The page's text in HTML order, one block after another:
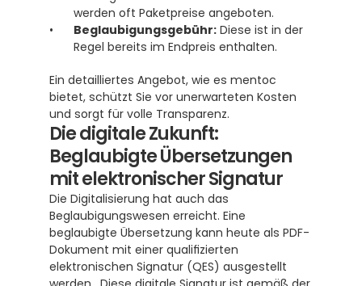
werden oft Paketpreise angeboten.
Beglaubigungsgebühr: Diese ist in der
Regel bereits im Endpreis enthalten.
Ein detailliertes Angebot, wie es mentoc
bietet, schützt Sie vor unerwarteten Kosten
und sorgt für volle Transparenz.
Die digitale Zukunft:
Beglaubigte Übersetzungen
mit elektronischer Signatur
Die Digitalisierung hat auch das
Beglaubigungswesen erreicht. Eine
beglaubigte Übersetzung kann heute als PDF-
Dokument mit einer qualifizierten
elektronischen Signatur (QES) ausgestellt